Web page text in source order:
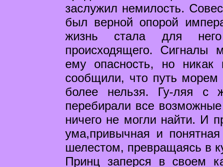
заслужил немилость.
был верной опорой
жизнь стала для
происходящего. Сигналы
ему опасность, но
сообщили, что путь морем
более нельзя. Гу-ляя с
перебирали все
ничего не могли найти. И
ума,привычная и
шелестом, превращаясь в
Принц заперся в своем